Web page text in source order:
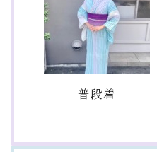
普段着